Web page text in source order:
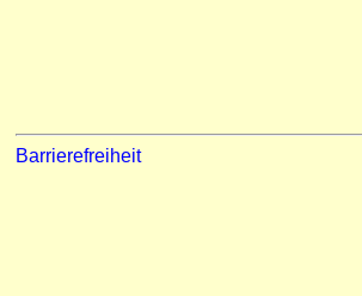
Barrierefreiheit